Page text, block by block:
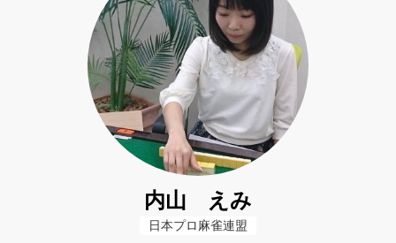
内山 えみ
日本プロ麻雀連盟